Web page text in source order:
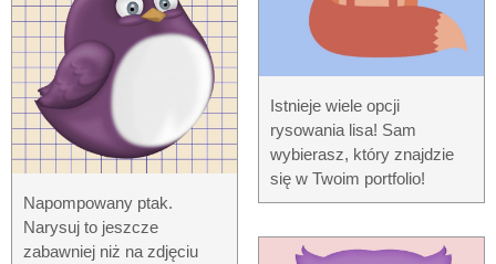
Napompowany ptak.
Narysuj to jeszcze
zabawniej niż na zdjęciu
Istnieje wiele opcji
rysowania lisa! Sam
wybierasz, który znajdzie
się w Twoim portfolio!